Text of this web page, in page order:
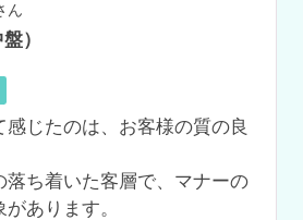
ん
）
じたのは、お客様の質の良
落ち着いた客層で、マナーの
あります。